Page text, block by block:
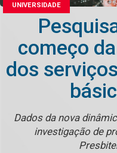
UNIVERSIDADE
começo
dos
Dados da nova
investigação de